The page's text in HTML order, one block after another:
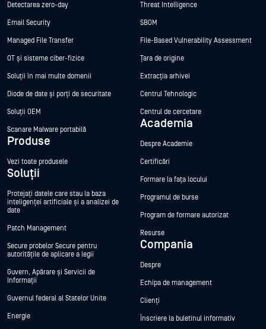
Detectarea zero-day
Email Security
Managed File Transfer
OT și sisteme ciber-fizice
Soluții în mai multe domenii
Diode de date și porți de securitate
Soluții OEM
Scanare Malware portabilă
Produse
Vezi toate produsele
Soluții
Protejați datele care stau la baza
inteligenței artificiale și a analizei de
date
Patch Management
Secure probelor Secure pentru
autoritățile de aplicare a legii
Guvern, Apărare și Servicii de
Informații
Guvernul federal al Statelor Unite
Energie
Threat Intelligence
SBOM
File-Based Vulnerability Assessment
Țara de origine
Extracția arhivei
Centrul Tehnologic
Centrul de cercetare
Academia
Despre Academie
Certificări
Formare la fața locului
Programul de burse
Program de formare autorizat
Resurse
Compania
Despre
Echipa de management
Clienți
Înscriere la buletinul informativ